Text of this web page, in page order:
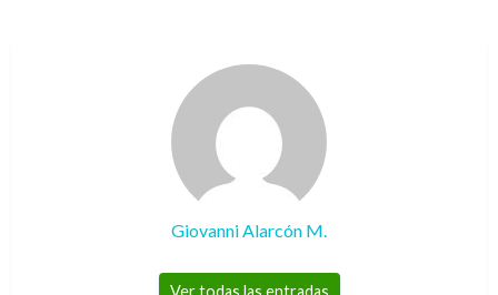
Giovanni Alarcón M.